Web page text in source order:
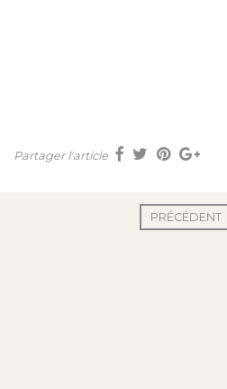
Partager l'article
PRÉCÉDENT